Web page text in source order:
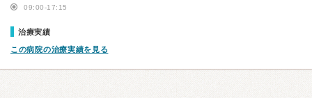
09:00-17:15
治療実績
この病院の治療実績を見る